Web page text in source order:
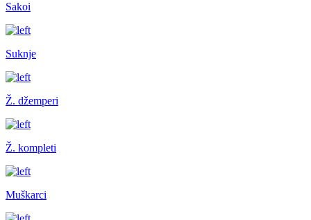
Sakoi
Suknje
Ž. džemperi
Ž. kompleti
Muškarci